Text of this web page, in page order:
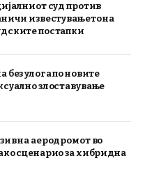
суд против
известувањето на
постапки
без улога по новите
злоставување
на аеродромот во
сценарио за хибридна